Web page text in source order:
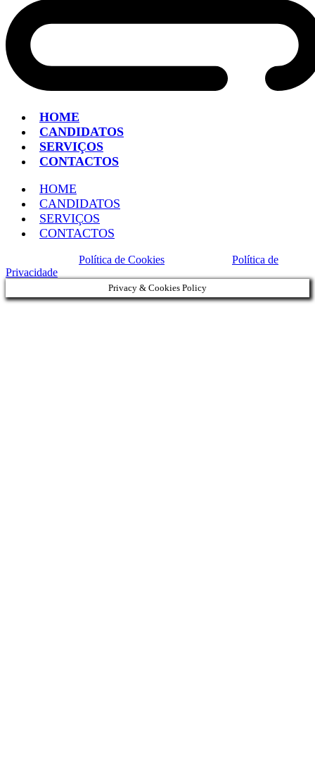
HOME
CANDIDATOS
SERVIÇOS
CONTACTOS
HOME
CANDIDATOS
SERVIÇOS
CONTACTOS
Política de Cookies
Política de
Privacidade
Privacy & Cookies Policy